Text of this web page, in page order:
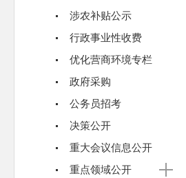
涉农补贴公示
行政事业性收费
优化营商环境专栏
政府采购
公务员招考
决策公开
重大会议信息公开
重点领域公开